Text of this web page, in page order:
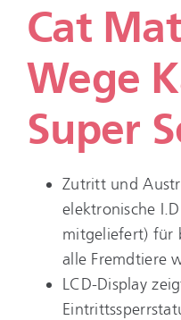
Cat
Wege
Super
Zutritt und
elektronische
mitgeliefert) für
alle Fremdtiere
LCD-Display